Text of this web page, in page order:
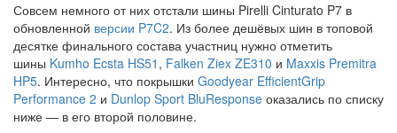
Совсем немного от них отстали шины Pirelli Cinturato P7 в
обновленной версии P7C2. Из более дешёвых шин в топовой
десятке финального состава участниц нужно отметить
шины Kumho Ecsta HS51 , Falken Ziex ZE310 и Maxxis Premitra
HP5. Интересно, что покрышки Goodyear EfficientGrip
Performance 2 и Dunlop Sport BluResponse оказались по списку
ниже — в его второй половине.